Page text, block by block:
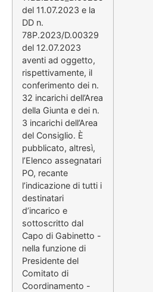
del 11.07.2023 e la
DD n.
78P.2023/D.00329
del 12.07.2023
aventi ad oggetto,
rispettivamente, il
conferimento dei n.
32 incarichi dell’Area
della Giunta e dei n.
3 incarichi dell’Area
del Consiglio. È
pubblicato, altresì,
l’Elenco assegnatari
PO, recante
l’indicazione di tutti i
destinatari
d’incarico e
sottoscritto dal
Capo di Gabinetto -
nella funzione di
Presidente del
Comitato di
Coordinamento -